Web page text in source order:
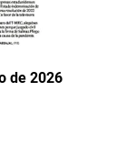
de 2026